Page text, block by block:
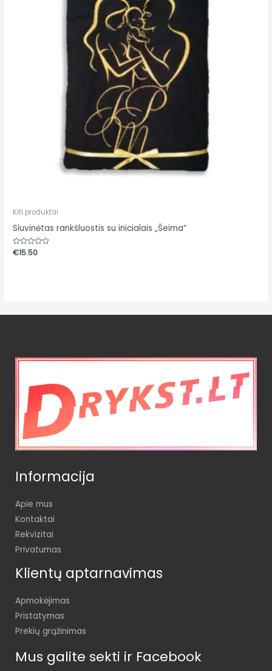
Kiti produktai
Siuvinėtas rankšluostis su inicialais „Šeima”
Įvertinimas:
€15.50
Informacija
Apie mus
Kontaktai
Rekvizitai
Privatumas
Klientų aptarnavimas
Apmokėjimas
Pristatymas
Prekių grąžinimas
Mus galite sekti ir Facebook